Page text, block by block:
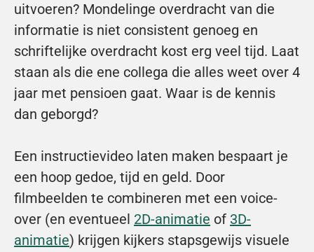
uitvoeren? Mondelinge overdracht van die
informatie is niet consistent genoeg en
schriftelijke overdracht kost erg veel tijd. Laat
staan als die ene collega die alles weet over 4
jaar met pensioen gaat. Waar is de kennis
dan geborgd?
Een instructievideo laten maken bespaart je
een hoop gedoe, tijd en geld. Door
filmbeelden te combineren met een voice-
over (en eventueel 2D-animatie of 3D-
animatie) krijgen kijkers stapsgewijs visuele